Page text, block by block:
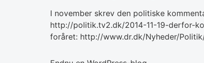
I november skrev den politiske
http://politik.tv2.dk/2014-11-19-derfor-
foråret: http://www.dr.dk/Nyheder/